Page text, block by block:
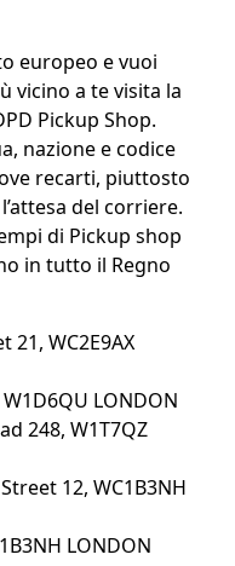
europeo e vuoi
vicino a te visita la
Pickup Shop.
nazione e codice
recarti, piuttosto
del corriere.
di Pickup shop
in tutto il Regno
21, WC2E9AX
LONDON
248, W1T7QZ
12, WC1B3NH
LONDON